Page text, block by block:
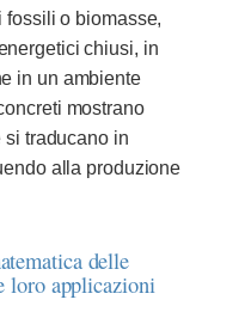
o biomasse,
chiusi, in
in un ambiente
mostrano
traducano in
alla produzione
delle
loro applicazioni